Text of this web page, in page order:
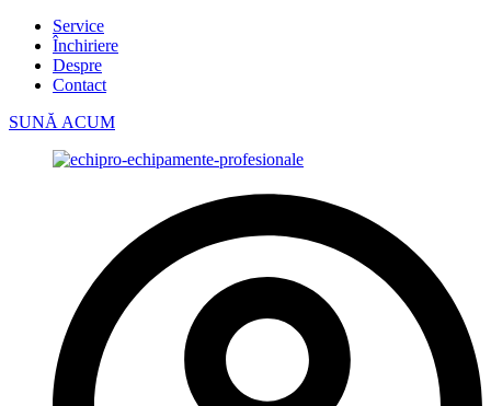
Service
Închiriere
Despre
Contact
SUNĂ ACUM